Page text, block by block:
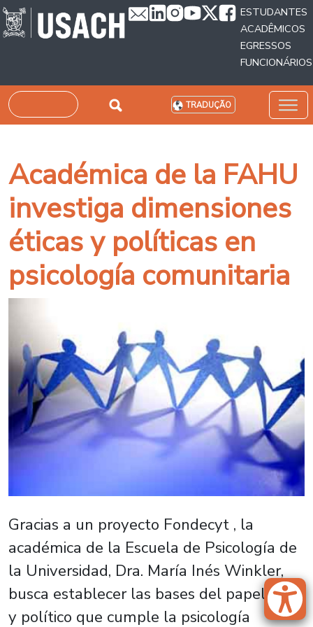
Passar para o conteúdo principal
ESTUDANTES
ACADÊMICOS
EGRESSOS
FUNCIONÁRIOS
Pesquisar TRADUÇÃO
Académica de la FAHU
investiga dimensiones
éticas y políticas en
psicología comunitaria
Gracias a un proyecto Fondecyt , la
académica de la Escuela de Psicología de
la Universidad, Dra. María Inés Winkler,
busca establecer las bases del papel ético
y político que cumple la psicología